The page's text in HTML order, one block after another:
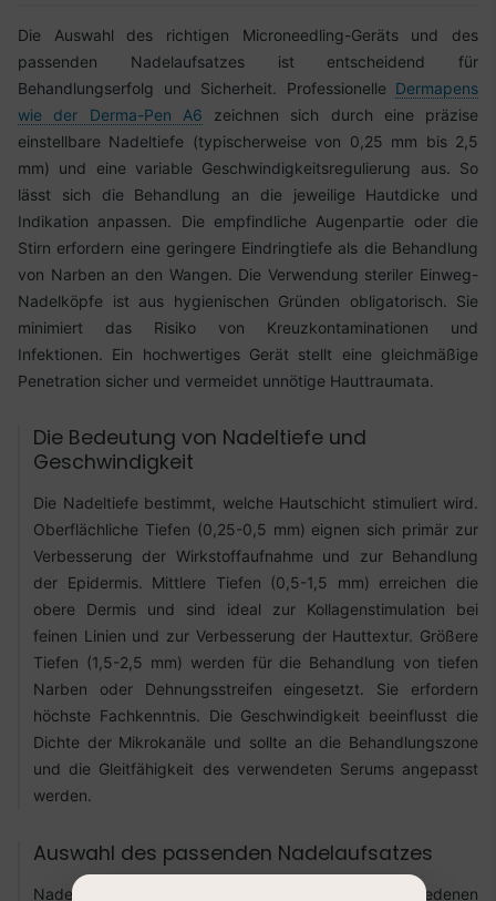
Die Auswahl des richtigen Microneedling-Geräts und des
passenden Nadelaufsatzes ist entscheidend für
Behandlungserfolg und Sicherheit. Professionelle Dermapens
wie der Derma-Pen A6 zeichnen sich durch eine präzise
einstellbare Nadeltiefe (typischerweise von 0,25 mm bis 2,5
mm) und eine variable Geschwindigkeitsregulierung aus. So
lässt sich die Behandlung an die jeweilige Hautdicke und
Indikation anpassen. Die empfindliche Augenpartie oder die
Stirn erfordern eine geringere Eindringtiefe als die Behandlung
von Narben an den Wangen. Die Verwendung steriler Einweg-
Nadelköpfe ist aus hygienischen Gründen obligatorisch. Sie
minimiert das Risiko von Kreuzkontaminationen und
Infektionen. Ein hochwertiges Gerät stellt eine gleichmäßige
Penetration sicher und vermeidet unnötige Hauttraumata.
Die Bedeutung von Nadeltiefe und
Geschwindigkeit
Die Nadeltiefe bestimmt, welche Hautschicht stimuliert wird.
Oberflächliche Tiefen (0,25-0,5 mm) eignen sich primär zur
Verbesserung der Wirkstoffaufnahme und zur Behandlung
der Epidermis. Mittlere Tiefen (0,5-1,5 mm) erreichen die
obere Dermis und sind ideal zur Kollagenstimulation bei
feinen Linien und zur Verbesserung der Hauttextur. Größere
Tiefen (1,5-2,5 mm) werden für die Behandlung von tiefen
Narben oder Dehnungsstreifen eingesetzt. Sie erfordern
höchste Fachkenntnis. Die Geschwindigkeit beeinflusst die
Dichte der Mikrokanäle und sollte an die Behandlungszone
und die Gleitfähigkeit des verwendeten Serums angepasst
werden.
Auswahl des passenden Nadelaufsatzes
Nadelaufsätze für Dermapens sind in verschiedenen